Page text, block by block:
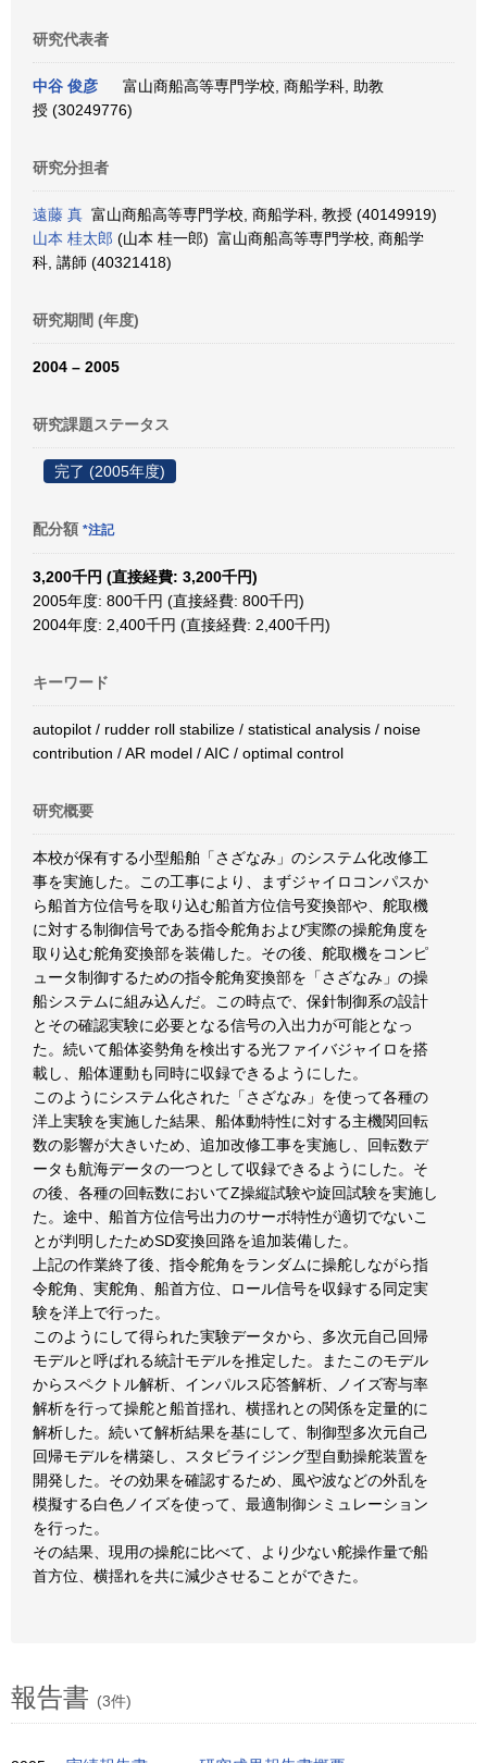
研究代表者
中谷 俊彦
富山商船高等専門学校, 商船学科, 助教
授 (30249776)
研究分担者
遠藤 真 富山商船高等専門学校, 商船学科, 教授 (40149919)
山本 桂太郎 (山本 桂一郎) 富山商船高等専門学校, 商船学
科, 講師 (40321418)
研究期間 (年度)
2004 – 2005
研究課題ステータス
完了 (2005年度)
配分額 *注記
3,200千円 (直接経費: 3,200千円)
2005年度: 800千円 (直接経費: 800千円)
2004年度: 2,400千円 (直接経費: 2,400千円)
キーワード
autopilot / rudder roll stabilize / statistical analysis / noise
contribution / AR model / AIC / optimal control
研究概要
本校が保有する小型船舶「さざなみ」のシステム化改修工
事を実施した。この工事により、まずジャイロコンパスか
ら船首方位信号を取り込む船首方位信号変換部や、舵取機
に対する制御信号である指令舵角および実際の操舵角度を
取り込む舵角変換部を装備した。その後、舵取機をコンピ
ュータ制御するための指令舵角変換部を「さざなみ」の操
船システムに組み込んだ。この時点で、保針制御系の設計
とその確認実験に必要となる信号の入出力が可能となっ
た。続いて船体姿勢角を検出する光ファイバジャイロを搭
載し、船体運動も同時に収録できるようにした。
このようにシステム化された「さざなみ」を使って各種の
洋上実験を実施した結果、船体動特性に対する主機関回転
数の影響が大きいため、追加改修工事を実施し、回転数デ
ータも航海データの一つとして収録できるようにした。そ
の後、各種の回転数においてZ操縦試験や旋回試験を実施し
た。途中、船首方位信号出力のサーボ特性が適切でないこ
とが判明したためSD変換回路を追加装備した。
上記の作業終了後、指令舵角をランダムに操舵しながら指
令舵角、実舵角、船首方位、ロール信号を収録する同定実
験を洋上で行った。
このようにして得られた実験データから、多次元自己回帰
モデルと呼ばれる統計モデルを推定した。またこのモデル
からスペクトル解析、インパルス応答解析、ノイズ寄与率
解析を行って操舵と船首揺れ、横揺れとの関係を定量的に
解析した。続いて解析結果を基にして、制御型多次元自己
回帰モデルを構築し、スタビライジング型自動操舵装置を
開発した。その効果を確認するため、風や波などの外乱を
模擬する白色ノイズを使って、最適制御シミュレーション
を行った。
その結果、現用の操舵に比べて、より少ない舵操作量で船
首方位、横揺れを共に減少させることができた。
報告書 (3件)